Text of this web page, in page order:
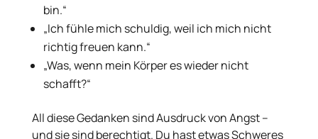
bin.“
„Ich fühle mich schuldig, weil ich mich nicht
richtig freuen kann.“
„Was, wenn mein Körper es wieder nicht
schafft?“
All diese Gedanken sind Ausdruck von Angst –
und sie sind berechtigt. Du hast etwas Schweres